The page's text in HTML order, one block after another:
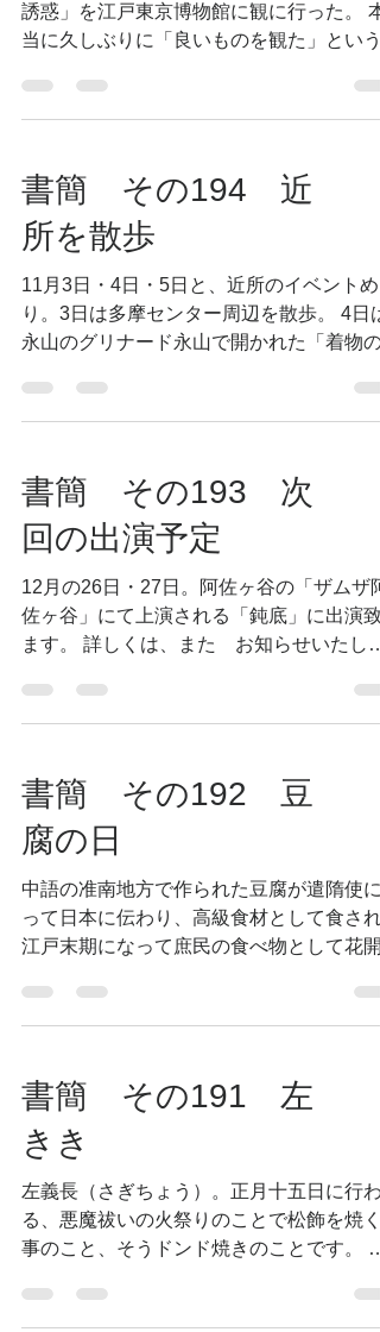
誘惑」を江戸東京博物館に観に行った。 本
当に久しぶりに「良いものを観た」という
これだけの物が海外で保管されていた事に
ず驚いた。 明治初期に、ボストンの医師ウ
書簡 その194 近
所を散歩
11月3日・4日・5日と、近所のイベントめ
り。3日は多摩センター周辺を散歩。 4日は
永山のグリナード永山で開かれた「着物の
かみさんが出演するので覗く。 その後、橋
本・大鷲神社の酉の市あんどん祭りを観に
書簡 その193 次
回の出演予定
12月の26日・27日。阿佐ヶ谷の「ザムザ阿
佐ヶ谷」にて上演される「鈍底」に出演致
ます。 詳しくは、また お知らせいたしま
書簡 その192 豆
腐の日
中語の准南地方で作られた豆腐が遣隋使に
って日本に伝わり、高級食材として食され
江戸末期になって庶民の食べ物として花開
珍」が大阪の醒狂道人によって編集された
この本が昭和４９年に阿部孤柳、辻重光両
書簡 その191 左
きき
左義長（さぎちょう）。正月十五日に行わ
る、悪魔祓いの火祭りのことで松飾を焼く
事のこと、そうドンド焼きのことです。 こ
ちょ→ぎっちょ・・・と言ったのです。 左